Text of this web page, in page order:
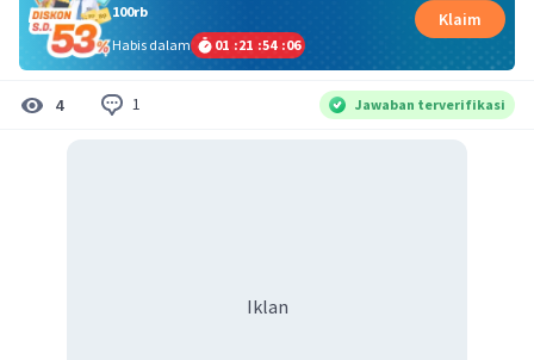
100rb
Habis dalam
01 :21 :54 :05
Klaim
4 1 Jawaban terverifikasi
Iklan